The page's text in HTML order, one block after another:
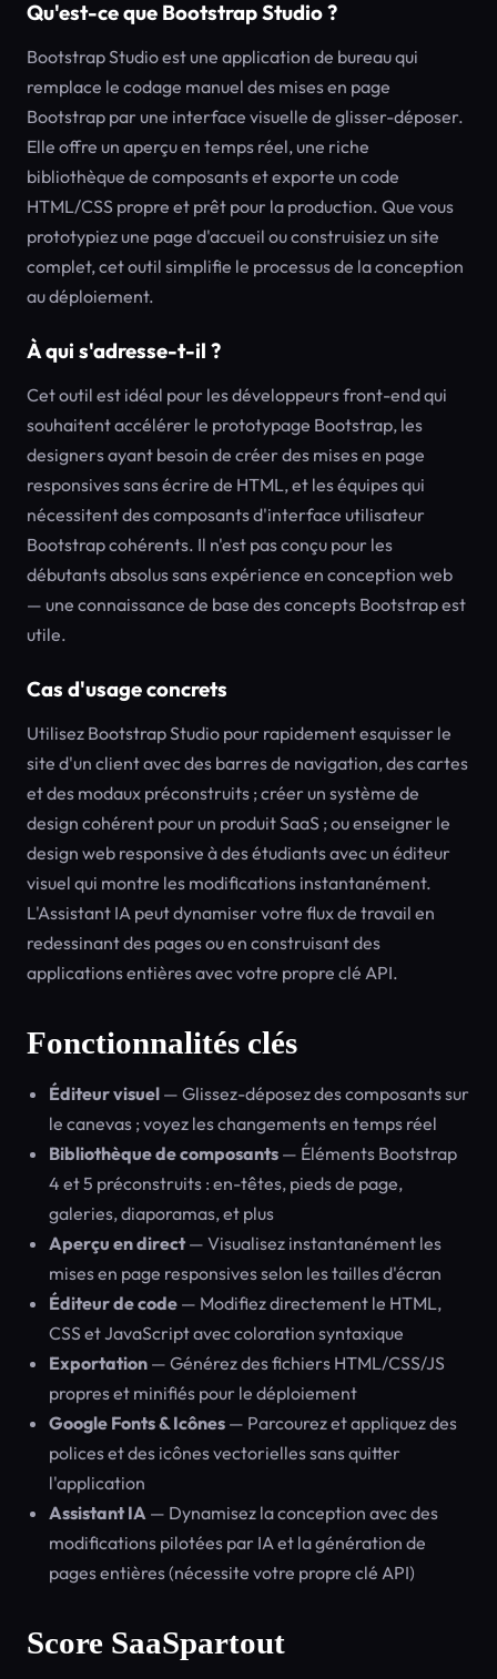
Qu'est-ce que Bootstrap Studio ?
Bootstrap Studio est une application de bureau qui
remplace le codage manuel des mises en page
Bootstrap par une interface visuelle de glisser-déposer.
Elle offre un aperçu en temps réel, une riche
bibliothèque de composants et exporte un code
HTML/CSS propre et prêt pour la production. Que vous
prototypiez une page d'accueil ou construisiez un site
complet, cet outil simplifie le processus de la conception
au déploiement.
À qui s'adresse-t-il ?
Cet outil est idéal pour les développeurs front-end qui
souhaitent accélérer le prototypage Bootstrap, les
designers ayant besoin de créer des mises en page
responsives sans écrire de HTML, et les équipes qui
nécessitent des composants d'interface utilisateur
Bootstrap cohérents. Il n'est pas conçu pour les
débutants absolus sans expérience en conception web
— une connaissance de base des concepts Bootstrap est
utile.
Cas d'usage concrets
Utilisez Bootstrap Studio pour rapidement esquisser le
site d'un client avec des barres de navigation, des cartes
et des modaux préconstruits ; créer un système de
design cohérent pour un produit SaaS ; ou enseigner le
design web responsive à des étudiants avec un éditeur
visuel qui montre les modifications instantanément.
L'Assistant IA peut dynamiser votre flux de travail en
redessinant des pages ou en construisant des
applications entières avec votre propre clé API.
Fonctionnalités clés
Éditeur visuel — Glissez-déposez des composants sur
le canevas ; voyez les changements en temps réel
Bibliothèque de composants — Éléments Bootstrap
4 et 5 préconstruits : en-têtes, pieds de page,
galeries, diaporamas, et plus
Aperçu en direct— Visualisez instantanément les
mises en page responsives selon les tailles d'écran
Éditeur de code — Modifiez directement le HTML,
CSS et JavaScript avec coloration syntaxique
Exportation — Générez des fichiers HTML/CSS/JS
propres et minifiés pour le déploiement
Google Fonts & Icônes — Parcourez et appliquez des
polices et des icônes vectorielles sans quitter
l'application
Assistant IA — Dynamisez la conception avec des
modifications pilotées par IA et la génération de
pages entières (nécessite votre propre clé API)
Score SaaSpartout